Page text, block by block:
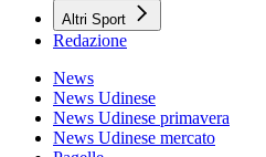
Altri Sport
Redazione
News
News Udinese
News Udinese primavera
News Udinese mercato